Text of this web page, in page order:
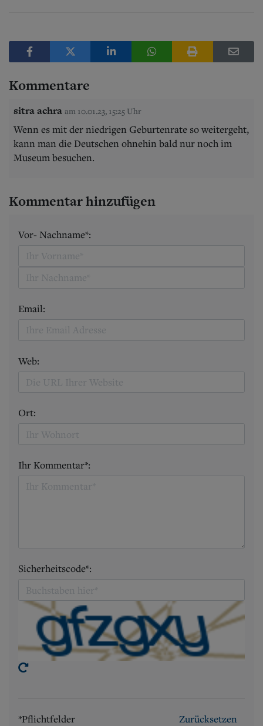
Kommentare
sitra achra am 10.01.23, 15:25 Uhr
Wenn es mit der niedrigen Geburtenrate so weitergeht,
kann man die Deutschen ohnehin bald nur noch im
Museum besuchen.
Kommentar hinzufügen
Vor- Nachname*:
Email:
Web:
Ort:
Ihr Kommentar*:
Sicherheitscode*:
*Pflichtfelder
Zurücksetzen